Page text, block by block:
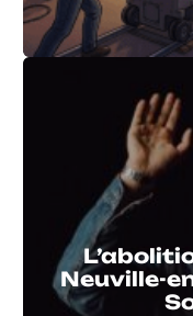
Neuville-